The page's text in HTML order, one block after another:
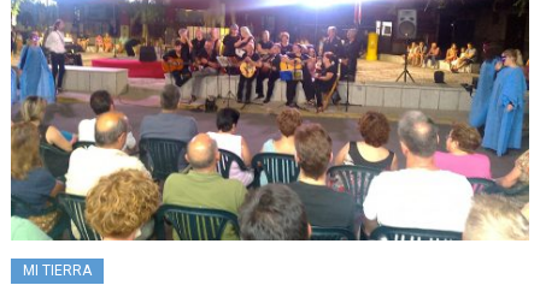
MI TIERRA